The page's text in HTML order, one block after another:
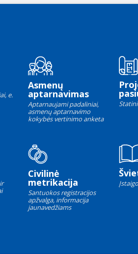
e.
Asmenų
aptarnavimas
Aptarnaujami padaliniai,
asmenų aptarnavimo
kokybės vertinimo anketa
Civilinė
metrikacija
Santuokos registracijos
apžvalga, informacija
jaunavedžiams